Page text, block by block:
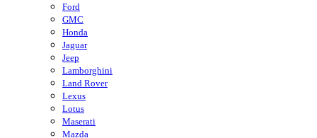
Ford
GMC
Honda
Jaguar
Jeep
Lamborghini
Land Rover
Lexus
Lotus
Maserati
Mazda